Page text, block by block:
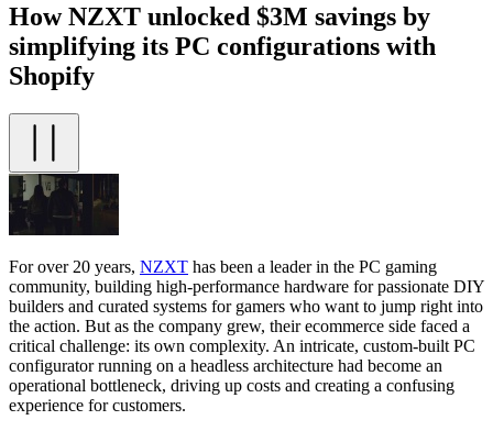
How NZXT unlocked $3M savings by
simplifying its PC configurations with
Shopify
For over 20 years, NZXT has been a leader in the PC gaming
community, building high-performance hardware for passionate DIY
builders and curated systems for gamers who want to jump right into
the action. But as the company grew, their ecommerce side faced a
critical challenge: its own complexity. An intricate, custom-built PC
configurator running on a headless architecture had become an
operational bottleneck, driving up costs and creating a confusing
experience for customers.